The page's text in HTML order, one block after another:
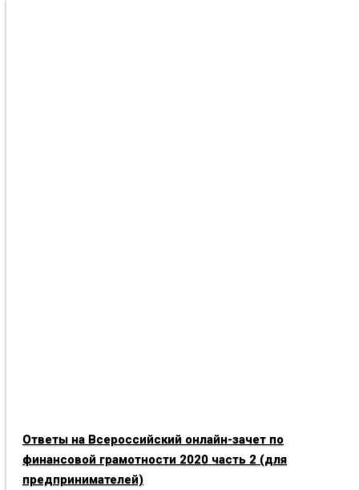
Ответы на Всероссийский онлайн-зачет по
финансовой грамотности 2020 часть 2 (для
предпринимателей)